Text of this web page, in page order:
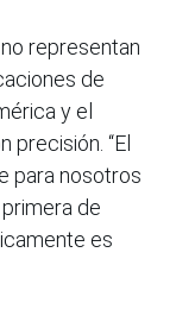
representan
de
y el
precisión. “El
para nosotros
de
es